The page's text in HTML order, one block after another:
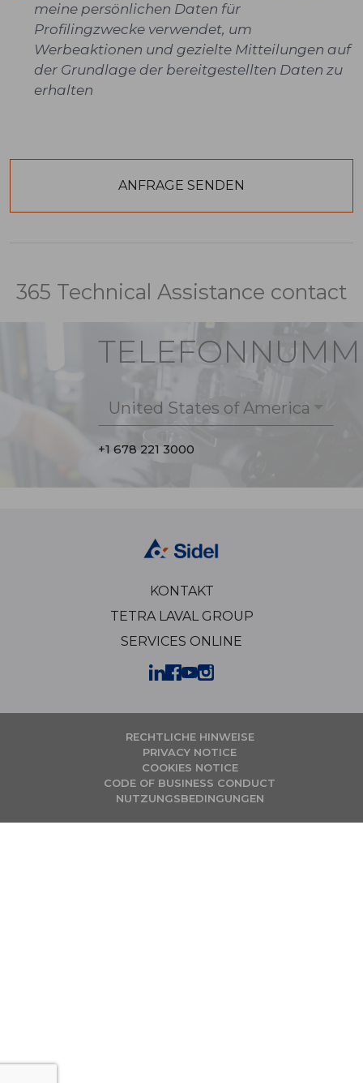
meine persönlichen Daten für
Profilingzwecke verwendet, um
Werbeaktionen und gezielte Mitteilungen auf
der Grundlage der bereitgestellten Daten zu
erhalten
365 Technical Assistance contact
United States of America
+1 678 221 3000
KONTAKT
TETRA LAVAL GROUP
SERVICES ONLINE
RECHTLICHE HINWEISE
PRIVACY NOTICE
COOKIES NOTICE
CODE OF BUSINESS CONDUCT
NUTZUNGSBEDINGUNGEN